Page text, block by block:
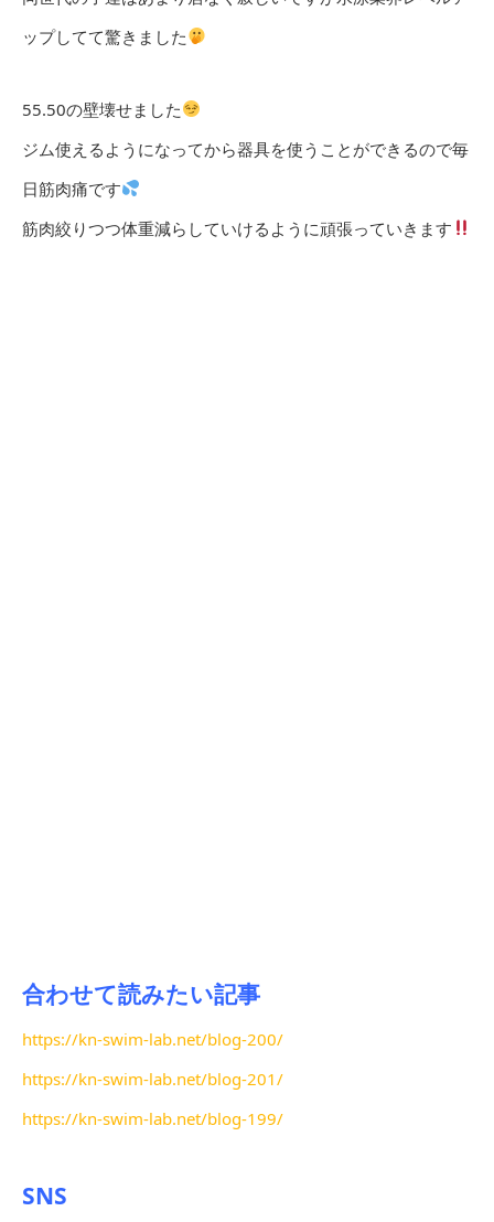
ップしてて驚きました
55.50の壁壊せました
ジム使えるようになってから器具を使うことができるので毎
日筋肉痛です
筋肉絞りつつ体重減らしていけるように頑張っていきます
合わせて読みたい記事
https://kn-swim-lab.net/blog-200/
https://kn-swim-lab.net/blog-201/
https://kn-swim-lab.net/blog-199/
SNS